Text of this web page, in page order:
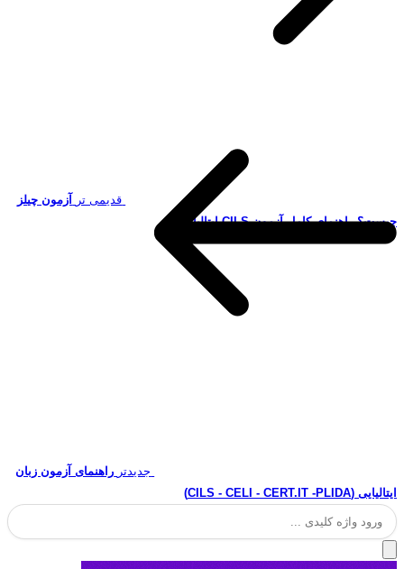
قدیمی تر آزمون چیلز
چیست؟ راهنمای کامل آزمون CILS ایتالیا
جدیدتر راهنمای آزمون زبان
ایتالیایی (CILS - CELI - CERT.IT -PLIDA)
جستجو
برای: